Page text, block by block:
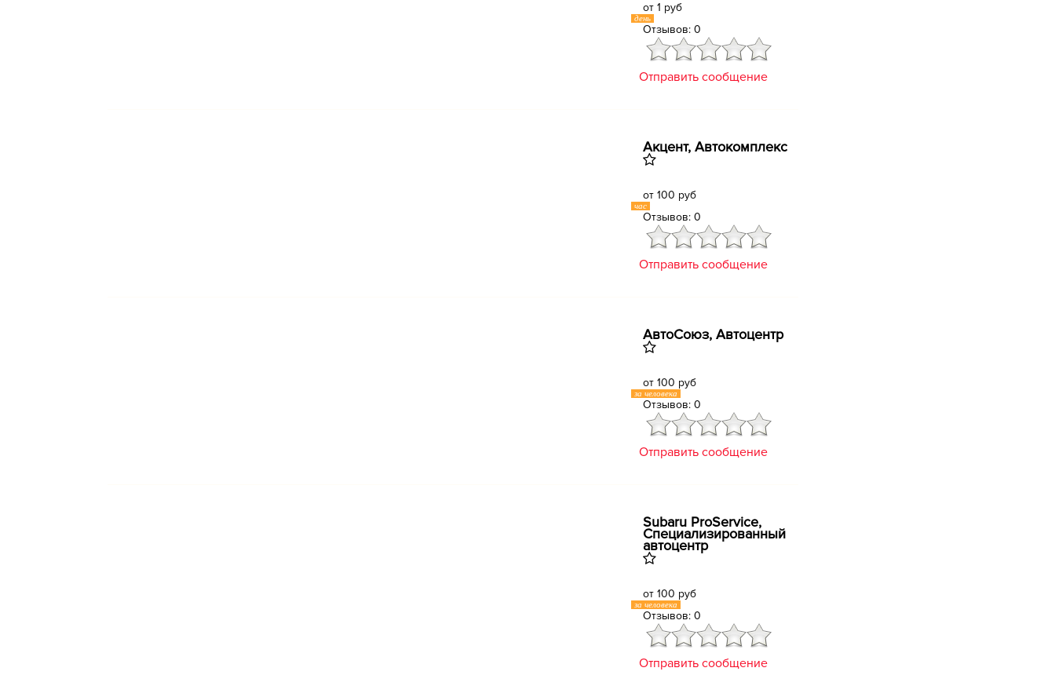
от 1 руб
день
Отзывов: 0
Отправить сообщение
Акцент, Автокомплекс
от 100 руб
час
Отзывов: 0
Отправить сообщение
АвтоСоюз, Автоцентр
от 100 руб
за человека
Отзывов: 0
Отправить сообщение
Subaru ProService,
Специализированный
автоцентр
от 100 руб
за человека
Отзывов: 0
Отправить сообщение